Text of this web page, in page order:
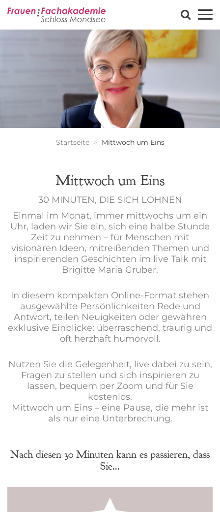
Startseite Mittwoch um Eins
Mittwoch um Eins
30 MINUTEN, DIE SICH LOHNEN
Einmal im Monat, immer mittwochs um ein
Uhr, laden wir Sie ein, sich eine halbe Stunde
Zeit zu nehmen – für Menschen mit
visionären Ideen, mitreißenden Themen und
inspirierenden Geschichten im live Talk mit
Brigitte Maria Gruber.
In diesem kompakten Online-Format stehen
ausgewählte Persönlichkeiten Rede und
Antwort, teilen Neuigkeiten oder gewähren
exklusive Einblicke: überraschend, traurig und
oft herzhaft humorvoll.
Nutzen Sie die Gelegenheit, live dabei zu sein,
Fragen zu stellen und sich inspirieren zu
lassen, bequem per Zoom und für Sie
kostenlos.
Mittwoch um Eins – eine Pause, die mehr ist
als nur eine Unterbrechung.
Nach diesen 30 Minuten kann es passieren, dass
Sie…